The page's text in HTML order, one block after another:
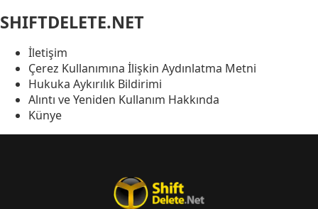
SHIFTDELETE.NET
İletişim
Çerez Kullanımına İlişkin Aydınlatma Metni
Hukuka Aykırılık Bildirimi
Alıntı ve Yeniden Kullanım Hakkında
Künye